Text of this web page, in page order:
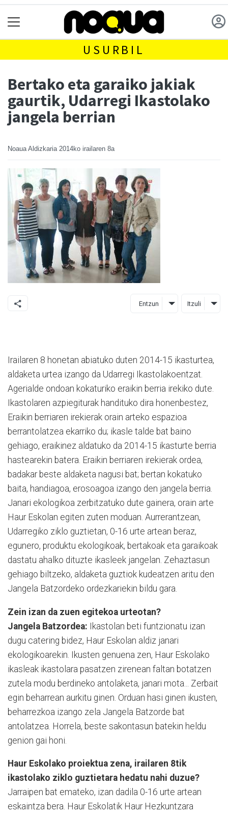
USURBIL
Bertako eta garaiko jakiak
gaurtik, Udarregi Ikastolako
jangela berrian
Noaua Aldizkaria 2014ko irailaren 8a
Entzun Itzuli
Irailaren 8 honetan abiatuko duten 2014-15 ikasturtea,
aldaketa urtea izango da Udarregi Ikastolakoentzat.
Agerialde ondoan kokaturiko eraikin berria irekiko dute.
Ikastolaren azpiegiturak handituko dira honenbestez,
Eraikin berriaren irekierak orain arteko espazioa
berrantolatzea ekarriko du; ikasle talde bat baino
gehiago, eraikinez aldatuko da 2014-15 ikasturte berria
hastearekin batera. Eraikin berriaren irekierak ordea,
badakar beste aldaketa nagusi bat; bertan kokatuko
baita, handiagoa, erosoagoa izango den jangela berria.
Janari ekologikoa zerbitzatuko dute gainera, orain arte
Haur Eskolan egiten zuten moduan. Aurrerantzean,
Udarregiko ziklo guztietan, 0-16 urte artean beraz,
egunero, produktu ekologikoak, bertakoak eta garaikoak
dastatu ahalko dituzte ikasleek jangelan. Zehaztasun
gehiago biltzeko, aldaketa guztiok kudeatzen aritu den
Jangela Batzordeko ordezkariekin bildu gara.
Zein izan da zuen egitekoa urteotan?
Jangela Batzordea: Ikastolan beti funtzionatu izan
dugu catering bidez, Haur Eskolan aldiz janari
ekologikoarekin. Ikusten genuena zen, Haur Eskolako
ikasleak ikastolara pasatzen zirenean faltan botatzen
zutela modu berdineko antolaketa, janari mota... Zerbait
egin beharrean aurkitu ginen. Orduan hasi ginen ikusten,
beharrezkoa izango zela Jangela Batzorde bat
antolatzea. Horrela, beste sakontasun batekin heldu
genion gai honi.
Haur Eskolako proiektua zena, irailaren 8tik
ikastolako ziklo guztietara hedatu nahi duzue?
Jarraipen bat emateko, izan dadila 0-16 urte artean
eskaintza bera. Haur Eskolatik Haur Hezkuntzara